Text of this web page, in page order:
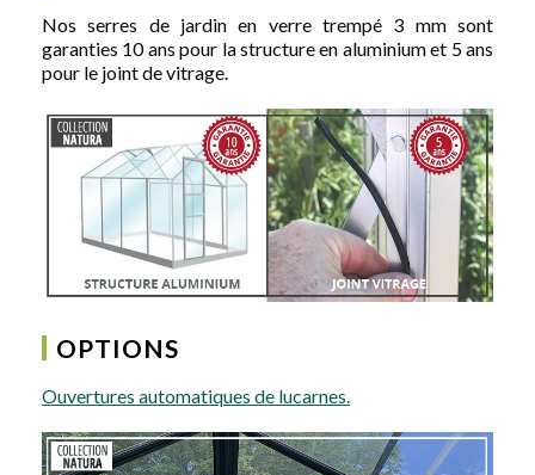
Nos serres de jardin en verre trempé 3 mm sont
garanties 10 ans pour la structure en aluminium et 5 ans
pour le joint de vitrage.
OPTIONS
Ouvertures automatiques de lucarnes.